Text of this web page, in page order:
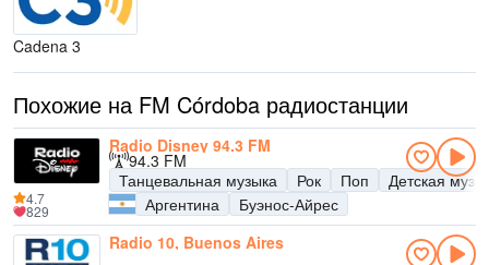
Cadena 3
Похожие на FM Córdoba радиостанции
Radio Disney 94.3 FM
94.3 FM
Танцевальная музыка
Рок Поп
Детская
Аргентина
Буэнос-Айрес
4.7
829
Radio 10, Buenos Aires